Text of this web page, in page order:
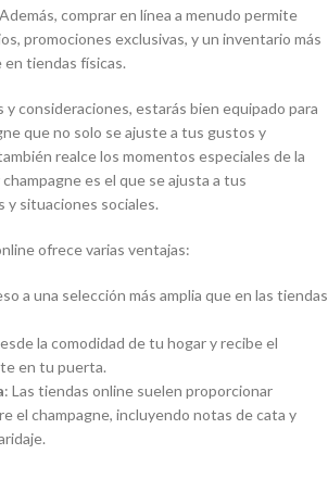
comprar en línea a menudo permite
promociones exclusivas, y un inventario más
en tiendas físicas.
consideraciones, estarás bien equipado para
que no solo se ajuste a tus gustos y
realce los momentos especiales de la
es el que se ajusta a tus
y situaciones sociales.
ofrece varias ventajas:
a una selección más amplia que en las tiendas
la comodidad de tu hogar y recibe el
en tu puerta.
: Las tiendas online suelen proporcionar
el champagne, incluyendo notas de cata y